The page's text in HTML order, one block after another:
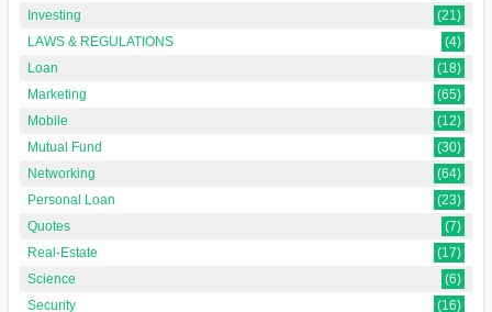
Investing
(21)
LAWS & REGULATIONS
(4)
Loan
(18)
Marketing
(65)
Mobile
(12)
Mutual Fund
(30)
Networking
(64)
Personal Loan
(23)
Quotes
(7)
Real-Estate
(17)
Science
(6)
Security
(16)